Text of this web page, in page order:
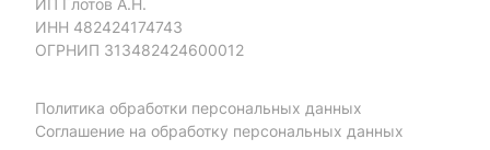
ИП Глотов А.Н.
ИНН 482424174743
ОГРНИП 313482424600012
Политика обработки персональных данных
Соглашение на обработку персональных данных